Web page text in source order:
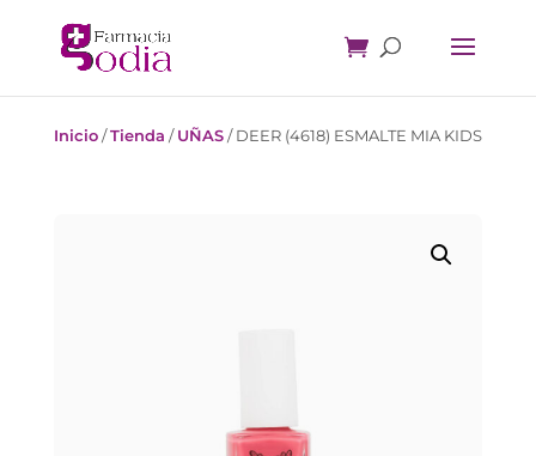
Inicio/Tienda /UÑAS/DEER (4618) ESMALTE MIA KIDS